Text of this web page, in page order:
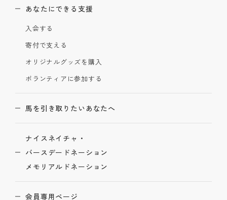
あなたにできる支援
入会する
寄付で支える
オリジナルグッズを購入
ボランティアに参加する
馬を引き取りたいあなたへ
ナイスネイチャ・
バースデードネーション
メモリアルドネーション
会員専用ページ